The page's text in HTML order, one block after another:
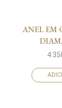
ANEL EM
4